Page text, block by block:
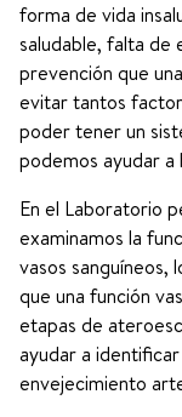
forma de vida
saludable, falta de
prevención que
evitar tantos
poder tener un
podemos ayudar a
En el Laboratorio
examinamos la
vasos
que una función
etapas de
ayudar a
envejecimiento